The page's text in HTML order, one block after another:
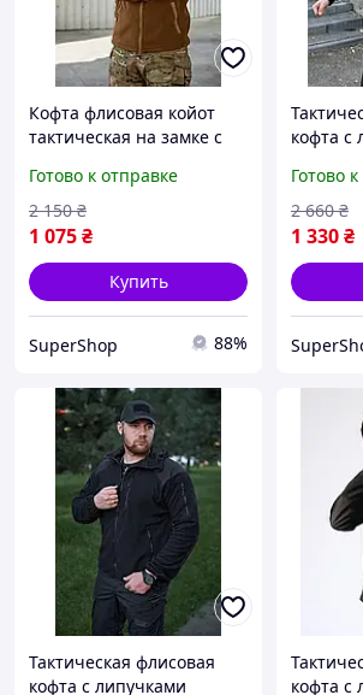
Кофта флисовая койот
тактическая на замке с
Теплая армейская флиска
однотонная зсу
Готово к отправке
1 075₴
2 150 ₴
Купить
SuperShop 88%
кофта с
молнии,
Готово
1 330₴
2 660 ₴
Тактическая флисовая
кофта с липучками
кофта с